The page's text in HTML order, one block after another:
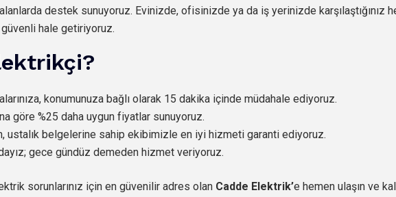
destek sunuyoruz. Evinizde, ofisinizde ya da iş yerinizde karşılaştığınız
güvenli hale getiriyoruz.
konumunuza bağlı olarak 15 dakika içinde müdahale ediyoruz.
göre %25 daha uygun fiyatlar sunuyoruz.
ustalık belgelerine sahip ekibimizle en iyi hizmeti garanti ediyoruz.
gece gündüz demeden hizmet veriyoruz.
sorunlarınız için en güvenilir adres olan Cadde Elektrik’e hemen ulaşın ve